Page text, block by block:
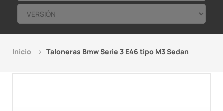
Inicio Taloneras Bmw Serie 3 E46 tipo M3 Sedan